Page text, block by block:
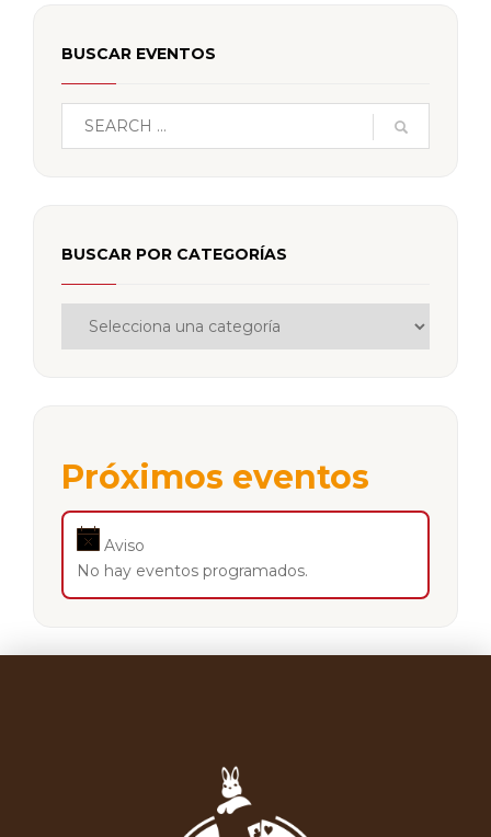
BUSCAR EVENTOS
BUSCAR POR CATEGORÍAS
Próximos eventos
Aviso
No hay eventos programados.